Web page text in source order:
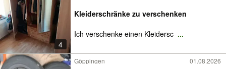
4
Kleiderschränke zu verschenken
Ich verschenke einen Kleidersc ...
Göppingen 01.08.2026